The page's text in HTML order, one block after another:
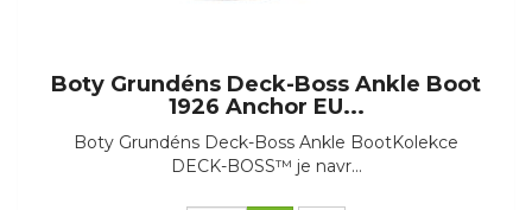
Boty Grundéns Deck-Boss Ankle Boot
1926 Anchor EU...
Boty Grundéns Deck-Boss Ankle BootKolekce
DECK-BOSS™ je navr...